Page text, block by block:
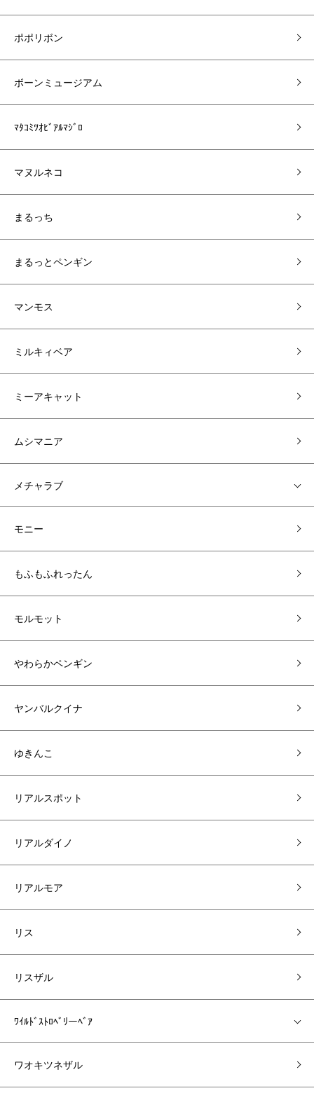
ポポリボン
ボーンミュージアム
ﾏﾀｺﾐﾂｵﾋﾞｱﾙﾏｼﾞﾛ
マヌルネコ
まるっち
まるっとペンギン
マンモス
ミルキィベア
ミーアキャット
ムシマニア
メチャラブ
モニー
もふもふれったん
モルモット
やわらかペンギン
ヤンバルクイナ
ゆきんこ
リアルスポット
リアルダイノ
リアルモア
リス
リスザル
ﾜｲﾙﾄﾞｽﾄﾛﾍﾞﾘーﾍﾞｱ
ワオキツネザル